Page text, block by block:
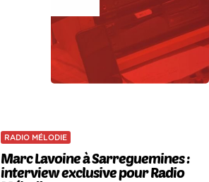
RADIO MÉLODIE
Marc Lavoine à Sarreguemines :
interview exclusive pour Radio